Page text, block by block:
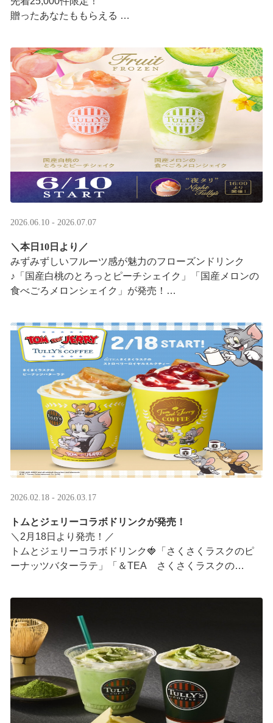
贈ったあなたももらえる ​
LINEギフト限定！タリーズデジタルギフト2,000円分を贈
ると、自分も500円分のデジタルギフトがもらえるキャン
ペーンがスタ ···
2026.06.10 - 2026.07.07
＼本日10日より／
みずみずしいフルーツ感が魅力のフローズンドリンク
♪「国産白桃のとろっとピーチシェイク」「国産メロンの
食べごろメロンシェイク」が発売！
ホイップクリームが無料で2倍 ···
2026.02.18 - 2026.03.17
トムとジェリーコラボドリンクが発売！
＼2月18日より発売！／
トムとジェリーコラボドリンク🍓「さくさくラスクのピ
ーナッツバターラテ」「＆TEA さくさくラスクの